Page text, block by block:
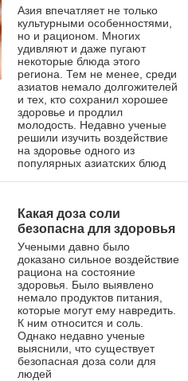
Азия впечатляет не только
культурными особенностями,
но и рационом. Многих
удивляют и даже пугают
некоторые блюда этого
региона. Тем не менее, среди
азиатов немало долгожителей
и тех, кто сохранил хорошее
здоровье и продлил
молодость. Недавно ученые
решили изучить воздействие
на здоровье одного из
популярных азиатских блюд
Какая доза соли
безопасна для здоровья
Учеными давно было
доказано сильное воздействие
рациона на состояние
здоровья. Было выявлено
немало продуктов питания,
которые могут ему навредить.
К ним относится и соль.
Однако недавно ученые
выяснили, что существует
безопасная доза соли для
людей